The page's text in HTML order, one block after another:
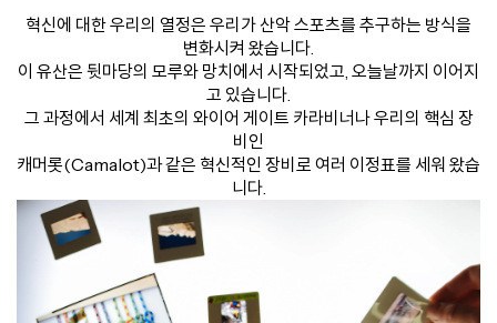
혁신에 대한 우리의 열정은 우리가 산악 스포츠를 추구하는 방식을
변화시켜 왔습니다.
이 유산은 뒷마당의 모루와 망치에서 시작되었고, 오늘날까지 이어지
고 있습니다.
그 과정에서 세계 최초의 와이어 게이트 카라비너나 우리의 핵심 장
비인
캐머롯(Camalot)과 같은 혁신적인 장비로 여러 이정표를 세워 왔습
니다.